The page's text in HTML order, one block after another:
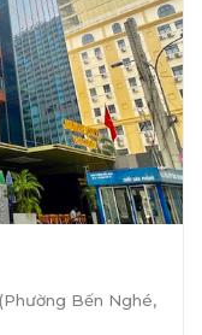
Bến Nghé,